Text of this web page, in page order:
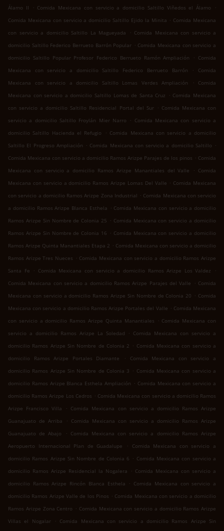
Álamo II
. Comida Mexicana con servicio a domicilio Saltillo Viñedos el Álamo
.
Comida Mexicana con servicio a domicilio Saltillo Ejido la Minita . Comida Mexicana
con servicio a domicilio Saltillo La Magueyada
. Comida Mexicana con servicio a
domicilio Saltillo Federico Berrueto Barrón Popular . Comida Mexicana con servicio a
domicilio Saltillo Popular Profesor Federico Berrueto Ramón Ampliación
. Comida
Mexicana con servicio a domicilio Saltillo Federico Berrueto Barrón
.
Comida
Mexicana con servicio a domicilio Saltillo Lomas Verdes Ampliación
.
Comida
Mexicana con servicio a domicilio Saltillo Lomas de Santa Cruz
. Comida Mexicana
con servicio a domicilio Saltillo Residencial Portal del Sur . Comida Mexicana con
servicio a domicilio Saltillo Froylán Mier Narro
. Comida Mexicana con servicio a
domicilio Saltillo Hacienda el Refugio
. Comida Mexicana con servicio a domicilio
Saltillo El Progreso Ampliación . Comida Mexicana con servicio a domicilio Saltillo .
Comida Mexicana con servicio a domicilio Ramos Arizpe Parajes de los pinos . Comida
Mexicana con servicio a domicilio Ramos Arizpe Manantiales del Valle
. Comida
Mexicana con servicio a domicilio Ramos Arizpe Lomas Del Valle . Comida Mexicana
con servicio a domicilio Ramos Arizpe Zona Industrial . Comida Mexicana con servicio
a domicilio Ramos Arizpe Blanca Esthela . Comida Mexicana con servicio a domicilio
Ramos Arizpe Sin Nombre de Colonia 25 . Comida Mexicana con servicio a domicilio
Ramos Arizpe Sin Nombre de Colonia 16 . Comida Mexicana con servicio a domicilio
Ramos Arizpe Quinta Manantiales Etapa 2 . Comida Mexicana con servicio a domicilio
Ramos Arizpe Tres Nueces . Comida Mexicana con servicio a domicilio Ramos Arizpe
Santa Fe
. Comida Mexicana con servicio a domicilio Ramos Arizpe Los Valdez
.
Comida Mexicana con servicio a domicilio Ramos Arizpe Parajes del Valle
. Comida
Mexicana con servicio a domicilio Ramos Arizpe Sin Nombre de Colonia 20 . Comida
Mexicana con servicio a domicilio Ramos Arizpe Portales del Valle . Comida Mexicana
con servicio a domicilio Ramos Arizpe Quinta Manantiales
. Comida Mexicana con
servicio a domicilio Ramos Arizpe La Soledad
. Comida Mexicana con servicio a
domicilio Ramos Arizpe Sin Nombre de Colonia 2 . Comida Mexicana con servicio a
domicilio Ramos Arizpe Portales Diamante
.
Comida Mexicana con servicio a
domicilio Ramos Arizpe Sin Nombre de Colonia 3 . Comida Mexicana con servicio a
domicilio Ramos Arizpe Blanca Esthela Ampliación . Comida Mexicana con servicio a
domicilio Ramos Arizpe Los Cedros . Comida Mexicana con servicio a domicilio Ramos
Arizpe Francisco Villa
. Comida Mexicana con servicio a domicilio Ramos Arizpe
Guanajuato de Arriba
. Comida Mexicana con servicio a domicilio Ramos Arizpe
Guanajuato de Abajo
. Comida Mexicana con servicio a domicilio Ramos Arizpe
Aeropuerto Internacional Plan de Guadalupe
.
Comida Mexicana con servicio a
domicilio Ramos Arizpe Sin Nombre de Colonia 6 . Comida Mexicana con servicio a
domicilio Ramos Arizpe Residencial la Nogalera
. Comida Mexicana con servicio a
domicilio Ramos Arizpe Rincón Blanca Esthela
. Comida Mexicana con servicio a
domicilio Ramos Arizpe Valle de los Pinos . Comida Mexicana con servicio a domicilio
Ramos Arizpe Zona Centro . Comida Mexicana con servicio a domicilio Ramos Arizpe
Villas el Nogalar
. Comida Mexicana con servicio a domicilio Ramos Arizpe Sin